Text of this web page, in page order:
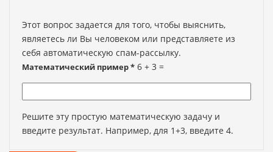
Этот вопрос задается для того, чтобы выяснить,
являетесь ли Вы человеком или представляете из
себя автоматическую спам-рассылку.
Математический пример* 6 + 3 =
Решите эту простую математическую задачу и
введите результат. Например, для 1+3, введите 4.